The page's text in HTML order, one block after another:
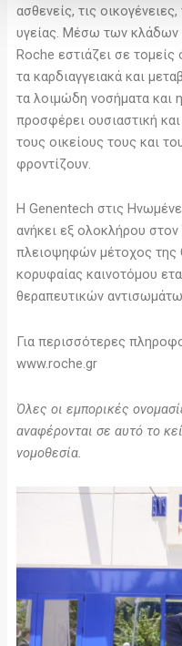
ασθενείς, τις
υγείας. Μέσω των κλάδων
Roche εστιάζει σε
τα καρδιαγγειακά και
τα λοιμώδη νοσήματα και
προσφέρει ουσιαστική
τους οικείους τους και
φροντίζουν.
Η Genentech στις
ανήκει εξ ολοκλήρου
πλειοψηφών μέτοχος της
κορυφαίας καινοτόμου
θεραπευτικών
Για περισσότερες
www.roche.gr
Όλες οι εμπορικές
αναφέρονται σε αυτό το
νομοθεσία.